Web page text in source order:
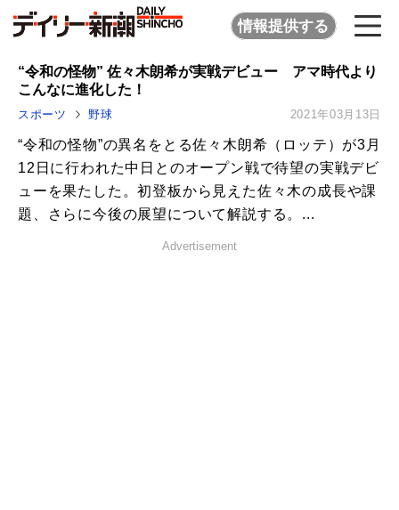
情報提供する
“令和の怪物” 佐々木朗希が実戦デビュー アマ時代より
こんなに進化した！
スポーツ 野球 2021年03月13日
“令和の怪物”の異名をとる佐々木朗希（ロッテ）が3月
12日に行われた中日とのオープン戦で待望の実戦デビ
ューを果たした。初登板から見えた佐々木の成長や課
題、さらに今後の展望について解説する。...
Advertisement